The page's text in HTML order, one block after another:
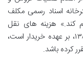
اسناد رسمی مکلف
کند.» هزینه های نقل
وانتقال، مالیات و عوارض، طبق بند ه از ماده ۱۳۸، بر عهده خریدار است،
کرده باشد.